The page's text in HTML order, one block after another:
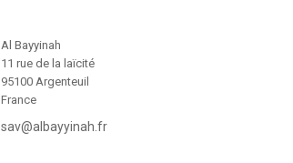
Al Bayyinah
11 rue de la laïcité
95100 Argenteuil
France
sav@albayyinah.fr